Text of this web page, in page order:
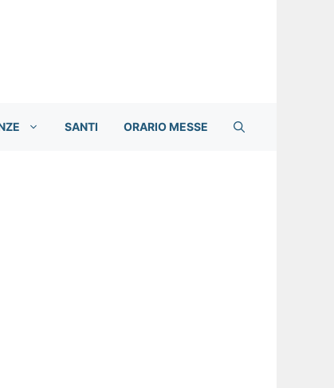
SANTI ORARIO MESSE